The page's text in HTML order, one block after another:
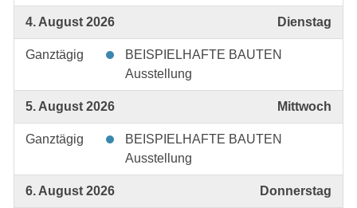
4. August 2026 Dienstag
Ganztägig
BEISPIELHAFTE BAUTEN
Ausstellung
5. August 2026 Mittwoch
Ganztägig
BEISPIELHAFTE BAUTEN
Ausstellung
6. August 2026 Donnerstag